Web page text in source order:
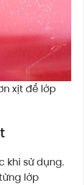
xịt để lớp
khi sử dụng.
lớp